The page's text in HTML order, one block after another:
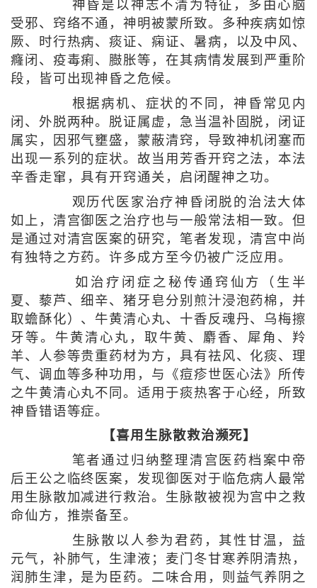
神昏是以神志不清为特征，多由心脑
受邪、窍络不通，神明被蒙所致。多种疾病如惊
厥、时行热病、痰证、痫证、暑病，以及中风、
癃闭、疫毒痢、臌胀等，在其病情发展到严重阶
段，皆可出现神昏之危候。
根据病机、症状的不同，神昏常见内
闭、外脱两种。脱证属虚，急当温补固脱，闭证
属实，因邪气壅盛，蒙蔽清窍，导致神机闭塞而
出现一系列的症状。故当用芳香开窍之法，本法
辛香走窜，具有开窍通关，启闭醒神之功。
观历代医家治疗神昏闭脱的治法大体
如上，清宫御医之治疗也与一般常法相一致。但
是通过对清宫医案的研究，笔者发现，清宫中尚
有独特之方药。许多成方至今仍被广泛应用。
如治疗闭症之秘传通窍仙方（生半
夏、藜芦、细辛、猪牙皂分别煎汁浸泡药棉，并
取蟾酥化）、牛黄清心丸、十香反魂丹、乌梅擦
牙等。牛黄清心丸，取牛黄、麝香、犀角、羚
羊、人参等贵重药材为方，具有祛风、化痰、理
气、调血等多种功用，与《痘疹世医心法》所传
之牛黄清心丸不同。适用于痰热客于心经，所致
神昏错语等症。
【喜用生脉散救治濒死】
笔者通过归纳整理清宫医药档案中帝
后王公之临终医案，发现御医对于临危病人最常
用生脉散加减进行救治。生脉散被视为宫中之救
命仙方，推崇备至。
生脉散以人参为君药，其性甘温，益
元气，补肺气，生津液；麦门冬甘寒养阴清热，
润肺生津，是为臣药。二味合用，则益气养阴之